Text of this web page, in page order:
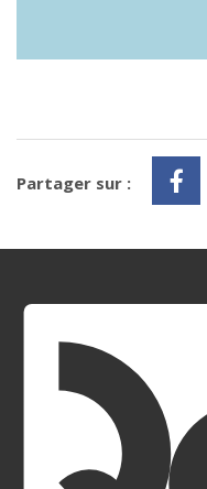
Partager sur :